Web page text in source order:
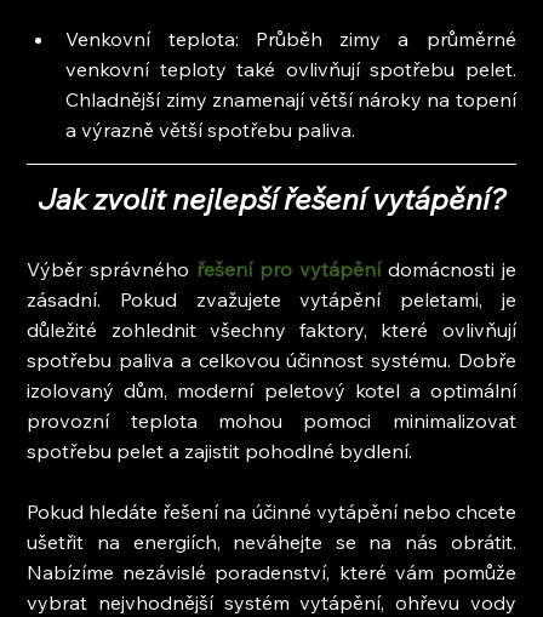
Venkovní teplota: Průběh zimy a průměrné
venkovní teploty také ovlivňují spotřebu pelet.
Chladnější zimy znamenají větší nároky na topení
a výrazně větší spotřebu paliva.
Jak zvolit nejlepší řešení vytápění?
Výběr správného řešení pro vytápění domácnosti je
zásadní. Pokud zvažujete vytápění peletami, je
důležité zohlednit všechny faktory, které ovlivňují
spotřebu paliva a celkovou účinnost systému. Dobře
izolovaný dům, moderní peletový kotel a optimální
provozní teplota mohou pomoci minimalizovat
spotřebu pelet a zajistit pohodlné bydlení.
Pokud hledáte řešení na účinné vytápění nebo chcete
ušetřit na energiích, neváhejte se na nás obrátit.
Nabízíme nezávislé poradenství, které vám pomůže
vybrat nejvhodnější systém vytápění, ohřevu vody